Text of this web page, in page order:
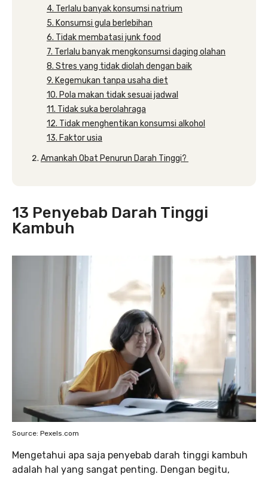
4. Terlalu banyak konsumsi natrium
5. Konsumsi gula berlebihan
6. Tidak membatasi junk food
7. Terlalu banyak mengkonsumsi daging olahan
8. Stres yang tidak diolah dengan baik
9. Kegemukan tanpa usaha diet
10. Pola makan tidak sesuai jadwal
11. Tidak suka berolahraga
12. Tidak menghentikan konsumsi alkohol
13. Faktor usia
Amankah Obat Penurun Darah Tinggi?
13 Penyebab Darah Tinggi
Kambuh
Source: Pexels.com
Mengetahui apa saja penyebab darah tinggi kambuh
adalah hal yang sangat penting. Dengan begitu,